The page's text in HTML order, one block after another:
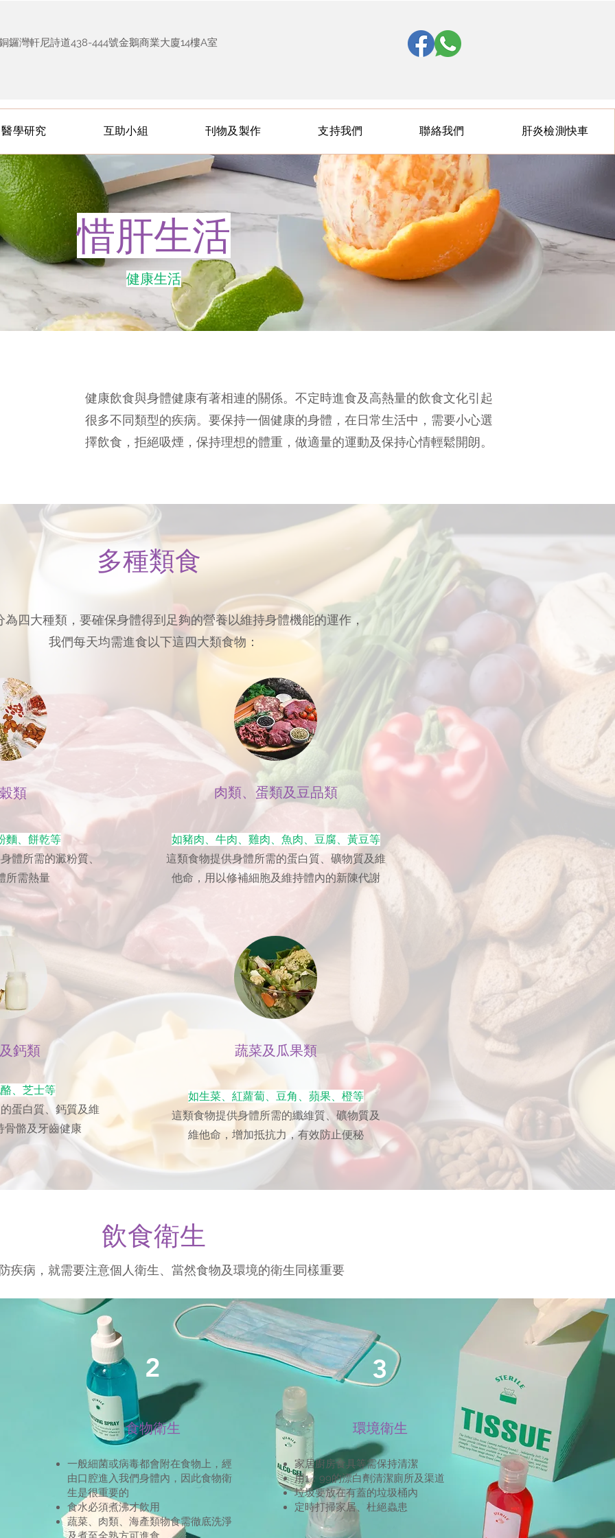
鑼灣軒尼詩道438-444號金鵝商業大廈14樓A室
醫學研究 互助小組 刊物及製作 支持我們 聯絡我們 肝炎檢測快車
惜肝生活
健康生活
健康飲食與身體健康有著相連的關係。不定時進食及高熱量的飲食文化引起
很多不同類型的疾病。要保持一個健康的身體，在日常生活中，需要小心選
擇飲食，拒絕吸煙，保持理想的體重，做適量的運動及保持心情輕鬆開朗。
多種類食
為四大種類，要確保身體得到足夠的營養以維持身體機能的運作，
我們每天均需進食以下這四大類食物：
類
麵、餅乾等
體所需的澱粉質、
所需熱量
鈣類
、芝士等
蛋白質、鈣質及維
骨骼及牙齒健康
肉類、蛋類及豆品類
如豬肉、牛肉、雞肉、魚肉、豆腐、黃豆等
這類食物提供身體所需的蛋白質、礦物質及維
他命，用以修補細胞及維持體內的新陳代謝
蔬菜及瓜果類
如生菜、紅蘿蔔、豆角、蘋果、橙等
這類食物提供身體所需的纖維質、礦物質及
維他命，增加抵抗力，有效防止便秘
飲食衛生
疾病，就需要注意個人衛生、當然食物及環境的衛生同樣重要
2
食物衛生
一般細菌或病毒都會附在食物上，經
由口腔進入我們身體內，因此食物衛
生是很重要的
食水必須煮沸才飲用
蔬菜、肉類、海產類物食需徹底洗淨
3
環境衛生
家居廚房食具等需保持清潔
用1：99的漂白劑清潔廁所及渠道
垃圾要放在有蓋的垃圾桶內
定時打掃家居、杜絕蟲患